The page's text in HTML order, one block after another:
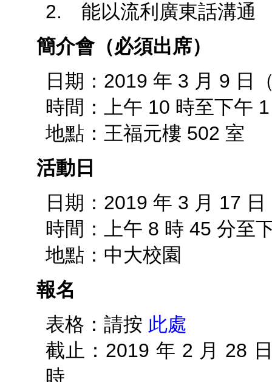
2. 能以流利廣東話溝通
簡介會（必須出席）
日期：2019 年 3 月 9 日
時間：上午 10 時至下午
地點：王福元樓 502 室
活動日
日期：2019 年 3 月 17
時間：上午 8 時 45 分至
地點：中大校園
報名
表格：請按 此處
截止：2019 年 2 月 28
時